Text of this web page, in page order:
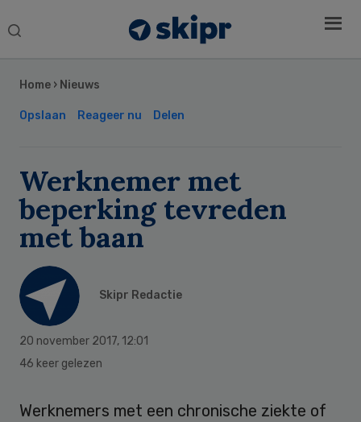
Search
Home › Nieuws
Opslaan Reageer nu Delen
Werknemer met
beperking tevreden
met baan
Skipr Redactie
20 november 2017, 12:01
46 keer gelezen
Werknemers met een chronische ziekte of
Sidebar